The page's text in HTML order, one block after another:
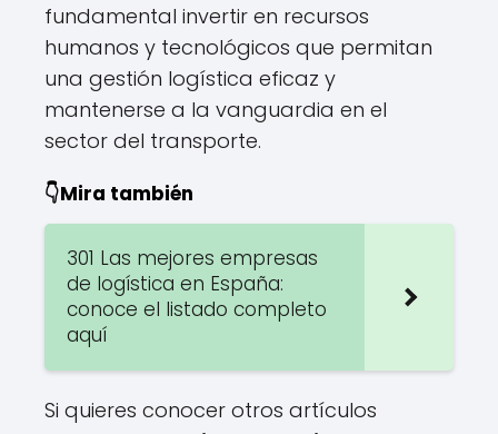
fundamental invertir en recursos
humanos y tecnológicos que permitan
una gestión logística eficaz y
mantenerse a la vanguardia en el
sector del transporte.
👇Mira también
301 Las mejores empresas
de logística en España:
conoce el listado completo
aquí
Si quieres conocer otros artículos